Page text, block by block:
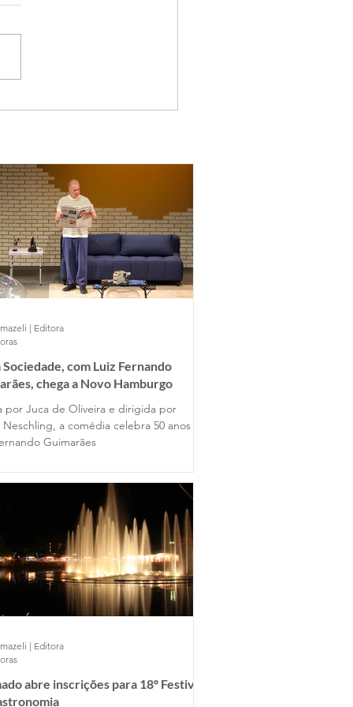
Sociedade, com Luiz Fernando
chega a Novo Hamburgo
por Juca de Oliveira e dirigida por
a comédia celebra 50 anos de
Guimarães
| Editora
abre inscrições para 18º Festival
| Editora